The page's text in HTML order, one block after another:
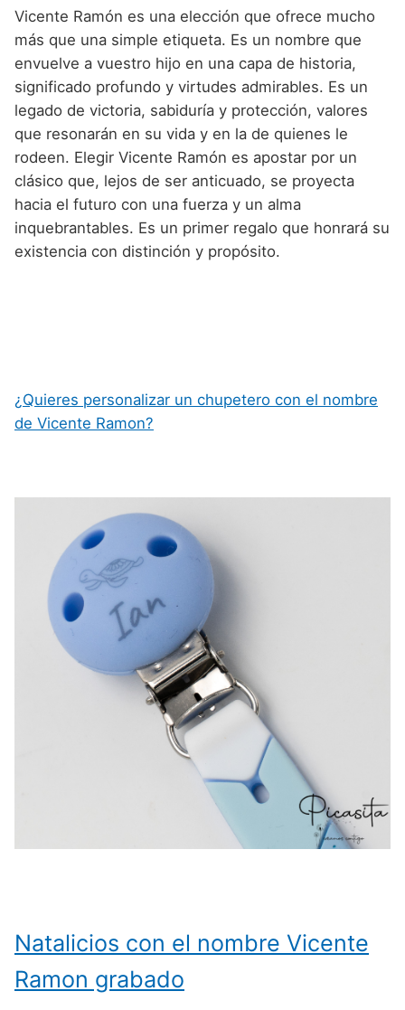
Vicente Ramón es una elección que ofrece mucho
más que una simple etiqueta. Es un nombre que
envuelve a vuestro hijo en una capa de historia,
significado profundo y virtudes admirables. Es un
legado de victoria, sabiduría y protección, valores
que resonarán en su vida y en la de quienes le
rodeen. Elegir Vicente Ramón es apostar por un
clásico que, lejos de ser anticuado, se proyecta
hacia el futuro con una fuerza y un alma
inquebrantables. Es un primer regalo que honrará su
existencia con distinción y propósito.
¿Quieres personalizar un chupetero con el nombre
de Vicente Ramon?
Natalicios con el nombre Vicente
Ramon grabado